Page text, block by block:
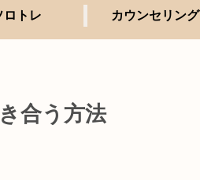
ロトレ カウンセリング
合う方法